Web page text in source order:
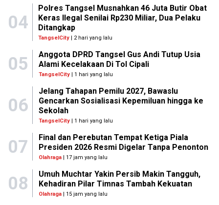
04
Polres Tangsel Musnahkan 46 Juta Butir Obat
Keras Ilegal Senilai Rp230 Miliar, Dua Pelaku
Ditangkap
TangselCity | 2 hari yang lalu
05
Anggota DPRD Tangsel Gus Andi Tutup Usia
Alami Kecelakaan Di Tol Cipali
TangselCity| 1 hari yang lalu
06
Jelang Tahapan Pemilu 2027, Bawaslu
Gencarkan Sosialisasi Kepemiluan hingga ke
Sekolah
TangselCity| 1 hari yang lalu
07
Final dan Perebutan Tempat Ketiga Piala
Presiden 2026 Resmi Digelar Tanpa Penonton
Olahraga| 17 jam yang lalu
08
Umuh Muchtar Yakin Persib Makin Tangguh,
Kehadiran Pilar Timnas Tambah Kekuatan
Olahraga| 15 jam yang lalu